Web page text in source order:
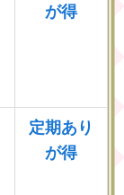
が得
定期あり
が得